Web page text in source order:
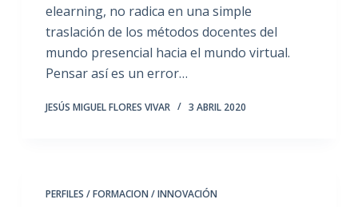
elearning, no radica en una simple
traslación de los métodos docentes del
mundo presencial hacia el mundo virtual.
Pensar así es un error…
JESÚS MIGUEL FLORES VIVAR 3 ABRIL 2020
PERFILES / FORMACION / INNOVACIÓN